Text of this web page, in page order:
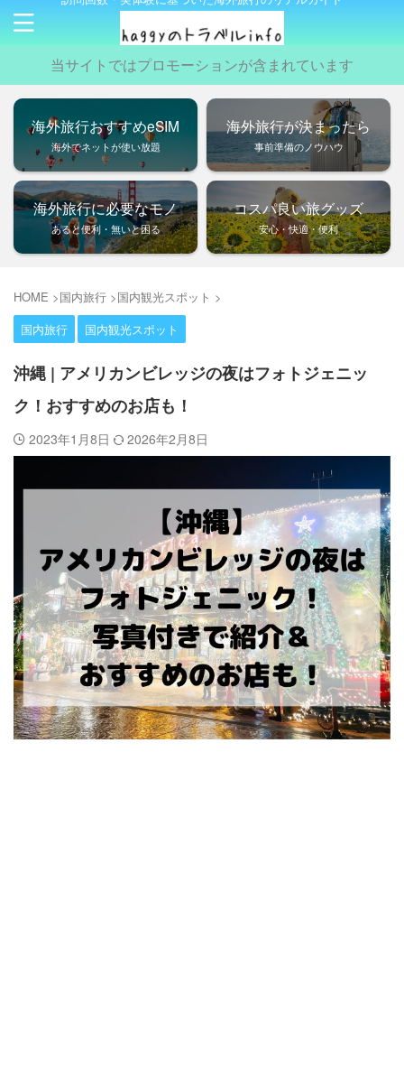
当サイトではプロモーションが含まれています
海外旅行おすすめeSIM
海外でネットが使い放題
海外旅行が決まったら
事前準備のノウハウ
海外旅行に必要なモノ
あると便利・無いと困る
コスパ良い旅グッズ
安心・快適・便利
HOME >国内旅行 >国内観光スポット >
国内旅行
国内観光スポット
沖縄 | アメリカンビレッジの夜はフォトジェニッ
ク！おすすめのお店も！
2023年1月8日 2026年2月8日